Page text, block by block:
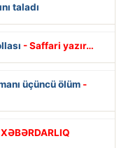
taladı
- Saffari yazır…
üçüncü ölüm -